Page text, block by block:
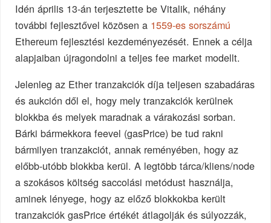
Idén április 13-án terjesztette be Vitalik, néhány
további fejlesztővel közösen a 1559-es sorszámú
Ethereum fejlesztési kezdeményezését. Ennek a célja
alapjaiban újragondolni a teljes fee market modellt.
Jelenleg az Ether tranzakciók díja teljesen szabadáras
és aukción dől el, hogy mely tranzakciók kerülnek
blokkba és melyek maradnak a várakozási sorban.
Bárki bármekkora feevel (gasPrice) be tud rakni
bármilyen tranzakciót, annak reményében, hogy az
előbb-utóbb blokkba kerül. A legtöbb tárca/kliens/node
a szokásos költség saccolási metódust használja,
aminek lényege, hogy az előző blokkokba került
tranzakciók gasPrice értékét átlagolják és súlyozzák,